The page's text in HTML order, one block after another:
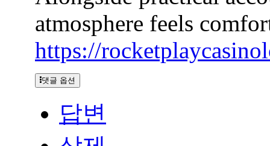
atmosphere feels
https://
댓글 옵션
답변